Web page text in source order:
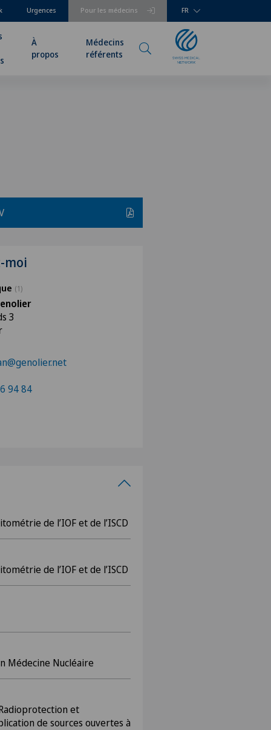
Pour les médecins
Urgences FR
À
propos
Médecins
référents
moi
(1)
3
94 84
de l’IOF et de l’ISCD
de l’IOF et de l’ISCD
Médecine Nucléaire
et
de sources ouvertes à